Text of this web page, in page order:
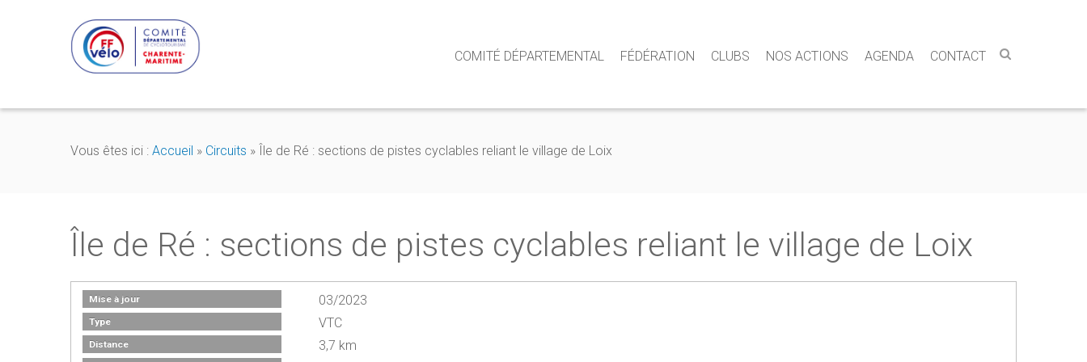
COMITÉ DÉPARTEMENTAL FÉDÉRATION CLUBS NOS ACTIONS AGENDA CONTACT
Vous êtes ici : Accueil » Circuits » Île de Ré : sections de pistes cyclables reliant le village de Loix
Île de Ré : sections de pistes cyclables reliant le village de Loix
Mise à jour 03/2023
Type VTC
Distance 3,7 km